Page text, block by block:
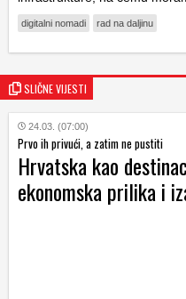
digitalni nomadi rad na daljinu
SLIČNE VIJESTI
24.03. (07:00)
Prvo ih privući, a zatim ne pustiti
Hrvatska kao
ekonomska prilika i